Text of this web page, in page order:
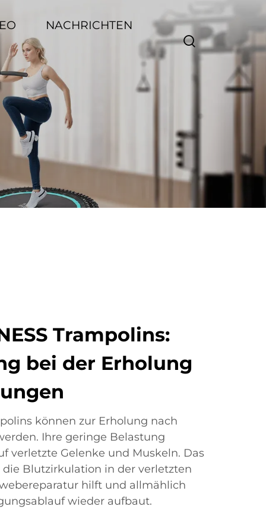
NACHRICHTEN
Trampolins:
bei der Erholung
können zur Erholung nach
Ihre geringe Belastung
verletzte Gelenke und Muskeln. Das
Blutzirkulation in der verletzten
hilft und allmählich
wieder aufbaut.